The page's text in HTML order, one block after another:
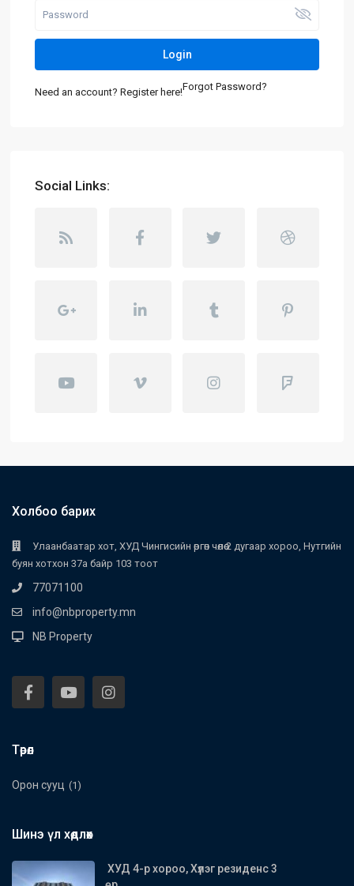
Login
Need an account? Register here!Forgot Password?
Social Links:
Холбоо барих
Улаанбаатар хот, ХУД Чингисийн өргөн чөлөө 2 дугаар хороо, Нутгийн
буян хотхон 37а байр 103 тоот
77071100
info@nbproperty.mn
NB Property
Төрөл
Орон сууц (1)
Шинэ үл хөдлөх
ХУД 4-р хороо, Хүлэг резиденс 3